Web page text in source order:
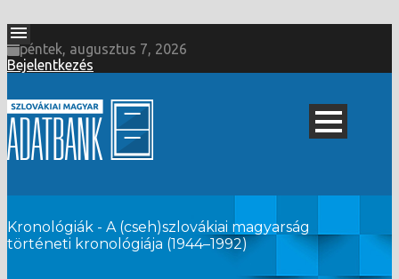
péntek, augusztus 7, 2026
Bejelentkezés
Kronológiák - A (cseh)szlovákiai magyarság
történeti kronológiája (1944–1992)